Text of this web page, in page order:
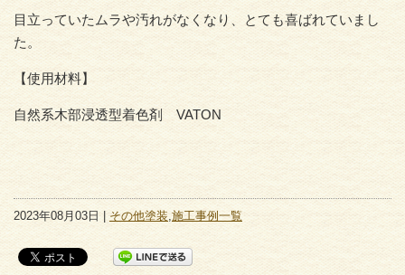
目立っていたムラや汚れがなくなり、とても喜ばれていまし
た。
【使用材料】
自然系木部浸透型着色剤 VATON
2023年08月03日 |その他塗装 施工事例一覧